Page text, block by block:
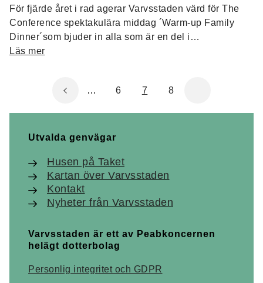
För fjärde året i rad agerar Varvsstaden värd för The
Conference spektakulära middag ´Warm-up Family
Dinner´som bjuder in alla som är en del i
denna konferens.
Läs mer
… 6 7 8
Utvalda genvägar
Husen på Taket
Kartan över Varvsstaden
Kontakt
Nyheter från Varvsstaden
Varvsstaden är ett av Peabkoncernen
helägt dotterbolag
Personlig integritet och GDPR